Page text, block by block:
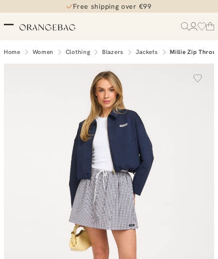
Free shipping over €99
Home Women Clothing Blazers Jackets Millie Zip